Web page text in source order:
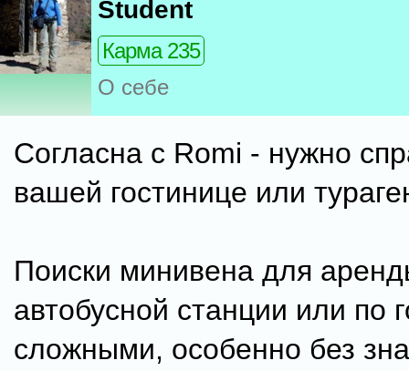
Student
Карма 235
О себе
Cогласна с Romi - нужно
вашей гостинице или
Поиски минивена для
автобусной станции или по
сложными, особенно без